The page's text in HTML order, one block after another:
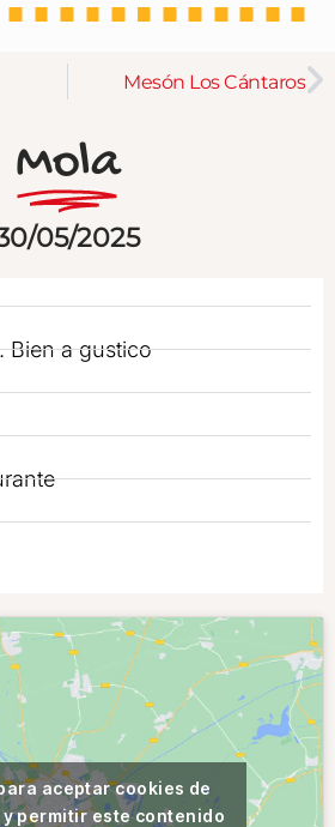
Mesón Los Cántaros
Mola
05/2025
Bien a gustico
aceptar cookies de
permitir este contenido